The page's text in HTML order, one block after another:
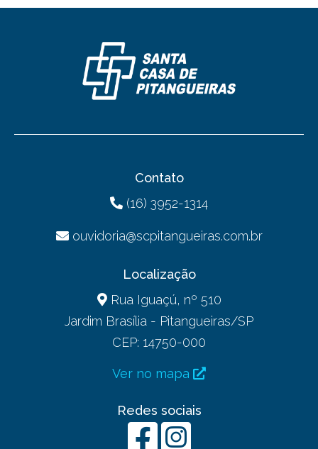
Contato
(16) 3952-1314
ouvidoria@scpitangueiras.com.br
Localização
Rua Iguaçú, nº 510
Jardim Brasília - Pitangueiras/SP
CEP: 14750-000
Ver no mapa
Redes sociais